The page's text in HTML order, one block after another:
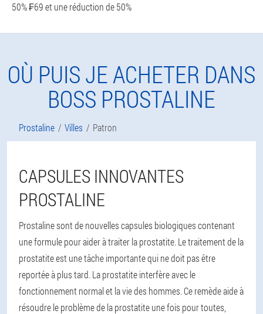
50% ₣69 et une réduction de 50%
OÙ PUIS JE ACHETER DANS
BOSS PROSTALINE
Prostaline Villes Patron
CAPSULES INNOVANTES
PROSTALINE
Prostaline sont de nouvelles capsules biologiques contenant
une formule pour aider à traiter la prostatite. Le traitement de la
prostatite est une tâche importante qui ne doit pas être
reportée à plus tard. La prostatite interfère avec le
fonctionnement normal et la vie des hommes. Ce remède aide à
résoudre le problème de la prostatite une fois pour toutes,